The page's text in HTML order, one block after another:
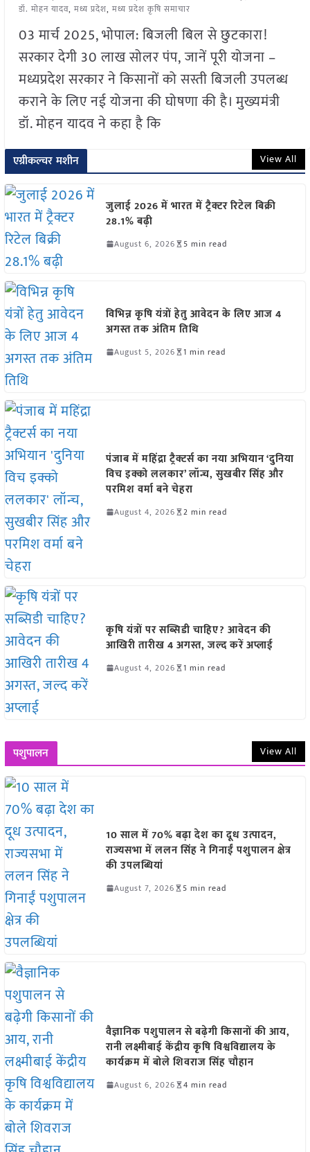
डॉ. मोहन यादव, मध्य प्रदेश, मध्य प्रदेश कृषि समाचार
03 मार्च 2025, भोपाल: बिजली बिल से छुटकारा!
सरकार देगी 30 लाख सोलर पंप, जानें पूरी योजना –
मध्यप्रदेश सरकार ने किसानों को सस्ती बिजली उपलब्ध
कराने के लिए नई योजना की घोषणा की है। मुख्यमंत्री
डॉ. मोहन यादव ने कहा है कि
एग्रीकल्चर मशीन View All
जुलाई 2026 में भारत में ट्रैक्टर रिटेल बिक्री
28.1% बढ़ी
August 6, 2026 5 min read
विभिन्न कृषि यंत्रों हेतु आवेदन के लिए आज 4
अगस्त तक अंतिम तिथि
August 5, 2026 1 min read
पंजाब में महिंद्रा ट्रैक्टर्स का नया अभियान ‘दुनिया
विच इक्को ललकार’ लॉन्च, सुखबीर सिंह और
परमिश वर्मा बने चेहरा
August 4, 2026 2 min read
कृषि यंत्रों पर सब्सिडी चाहिए? आवेदन की
आखिरी तारीख 4 अगस्त, जल्द करें अप्लाई
August 4, 2026 1 min read
पशुपालन View All
10 साल में 70% बढ़ा देश का दूध उत्पादन,
राज्यसभा में ललन सिंह ने गिनाईं पशुपालन क्षेत्र
की उपलब्धियां
August 7, 2026 5 min read
वैज्ञानिक पशुपालन से बढ़ेगी किसानों की आय,
रानी लक्ष्मीबाई केंद्रीय कृषि विश्वविद्यालय के
कार्यक्रम में बोले शिवराज सिंह चौहान
August 6, 2026 4 min read